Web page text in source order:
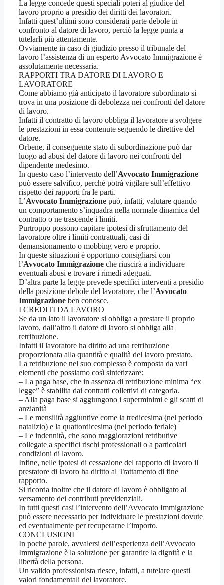
La legge concede questi speciali poteri al giudice del
lavoro proprio a presidio dei diritti dei lavoratori.
Infatti quest’ultimi sono considerati parte debole in
confronto al datore di lavoro, perciò la legge punta a
tutelarli più attentamente.
Ovviamente in caso di giudizio presso il tribunale del
lavoro l’assistenza di un esperto Avvocato Immigrazione è
assolutamente necessaria.
RAPPORTI TRA DATORE DI LAVORO E
LAVORATORE
Come abbiamo già anticipato il lavoratore subordinato si
trova in una posizione di debolezza nei confronti del datore
di lavoro.
Infatti il contratto di lavoro obbliga il lavoratore a svolgere
le prestazioni in essa contenute seguendo le direttive del
datore.
Orbene, il conseguente stato di subordinazione può dar
luogo ad abusi del datore di lavoro nei confronti del
dipendente medesimo.
In questo caso l’intervento dell’Avvocato Immigrazione
può essere salvifico, perché potrà vigilare sull’effettivo
rispetto dei rapporti fra le parti.
L’Avvocato Immigrazione può, infatti, valutare quando
un comportamento s’inquadra nella normale dinamica del
contratto o ne trascende i limiti.
Purtroppo possono capitare ipotesi di sfruttamento del
lavoratore oltre i limiti contrattuali, casi di
demansionamento o mobbing vero e proprio.
In queste situazioni è opportuno consigliarsi con
l’Avvocato Immigrazione che riuscirà a individuare
eventuali abusi e trovare i rimedi adeguati.
D’altra parte la legge prevede specifici interventi a presidio
della posizione debole del lavoratore, che l’Avvocato
Immigrazione ben conosce.
I CREDITI DA LAVORO
Se da un lato il lavoratore si obbliga a prestare il proprio
lavoro, dall’altro il datore di lavoro si obbliga alla
retribuzione.
Infatti il lavoratore ha diritto ad una retribuzione
proporzionata alla quantità e qualità del lavoro prestato.
La retribuzione nel suo complesso è composta da vari
elementi che possiamo così sintetizzare:
– La paga base, che in assenza di retribuzione minima “ex
legge” è stabilita dai contratti collettivi di categoria.
– Alla paga base si aggiungono i superminimi e gli scatti di
anzianità
– Le mensilità aggiuntive come la tredicesima (nel periodo
natalizio) e la quattordicesima (nel periodo feriale)
– Le indennità, che sono maggiorazioni retributive
collegate a specifici rischi professionali o a particolari
condizioni di lavoro.
Infine, nelle ipotesi di cessazione del rapporto di lavoro il
prestatore di lavoro ha diritto al Trattamento di fine
rapporto.
Si ricorda inoltre che il datore di lavoro è obbligato al
versamento dei contributi previdenziali.
In tutti questi casi l’intervento dell’Avvocato Immigrazione
può essere necessario per individuare le prestazioni dovute
ed eventualmente per recuperarne l’importo.
CONCLUSIONI
In poche parole, avvalersi dell’esperienza dell’Avvocato
Immigrazione è la soluzione per garantire la dignità e la
libertà della persona.
Un valido professionista riesce, infatti, a tutelare questi
valori fondamentali del lavoratore.